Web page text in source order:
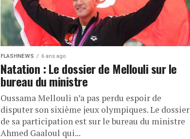
FLASHNEWS 6 ans ago
Natation : Le dossier de Mellouli sur le
bureau du ministre
Oussama Mellouli n’a pas perdu espoir de
disputer son sixième jeux olympiques. Le dossier
de sa participation est sur le bureau du ministre
Ahmed Gaaloul qui...